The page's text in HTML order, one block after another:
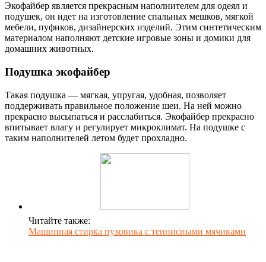
Экофайбер является прекрасным наполнителем для одеял и
подушек, он идет на изготовление спальных мешков, мягкой
мебели, пуфиков, дизайнерских изделий. Этим синтетическим
материалом наполняют детские игровые зоны и домики для
домашних животных.
Подушка экофайбер
Такая подушка — мягкая, упругая, удобная, позволяет
поддерживать правильное положение шеи. На ней можно
прекрасно высыпаться и расслабиться. Экофайбер прекрасно
впитывает влагу и регулирует микроклимат. На подушке с
таким наполнителей летом будет прохладно.
Читайте также:
Машинная стирка пуховика с теннисными мячиками